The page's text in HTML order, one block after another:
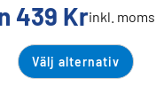
439 Krinkl. moms
Välj alternativ